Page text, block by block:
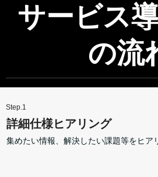
サービス
の流
Step.1
詳細仕様ヒアリング
集めたい情報、解決したい課題等をヒア